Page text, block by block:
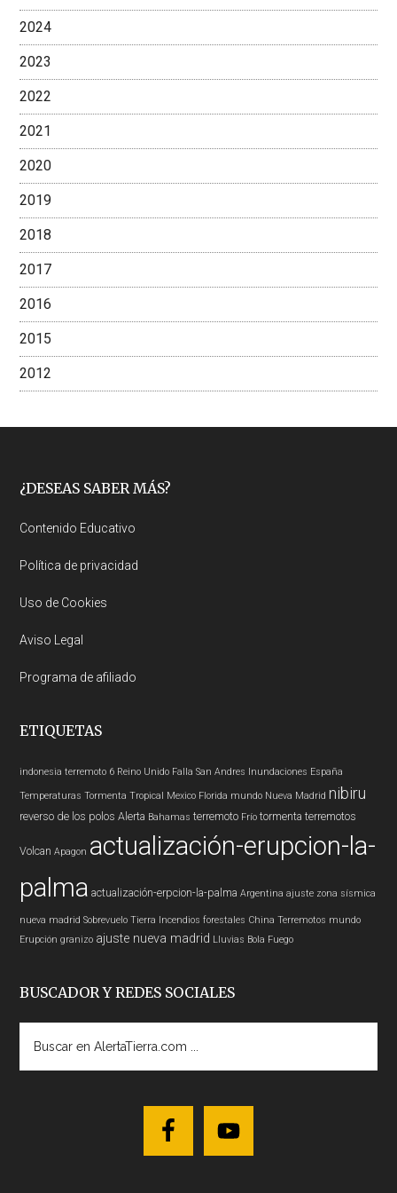
2024
2023
2022
2021
2020
2019
2018
2017
2016
2015
2012
Footer
¿DESEAS SABER MÁS?
Contenido Educativo
Política de privacidad
Uso de Cookies
Aviso Legal
Programa de afiliado
ETIQUETAS
indonesia terremoto 6 Reino Unido Falla San Andres Inundaciones España
Temperaturas Tormenta Tropical Mexico Florida mundo Nueva Madrid nibiru
reverso de los polos Alerta Bahamas terremoto Frío tormenta terremotos
Volcan Apagon actualización-erupcion-la-
palma actualización-erpcion-la-palma Argentina ajuste zona sísmica
nueva madrid Sobrevuelo Tierra Incendios forestales China Terremotos mundo
Erupción granizo ajuste nueva madrid Lluvias Bola Fuego
BUSCADOR Y REDES SOCIALES
AlertaTierra.com